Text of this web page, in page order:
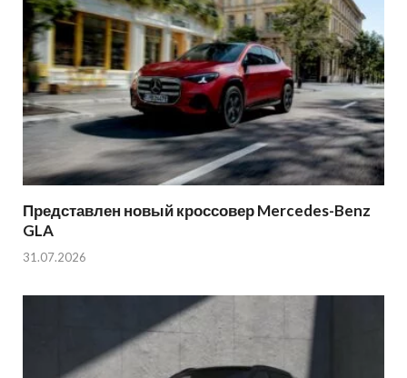
Представлен новый кроссовер Mercedes-Benz
GLA
31.07.2026